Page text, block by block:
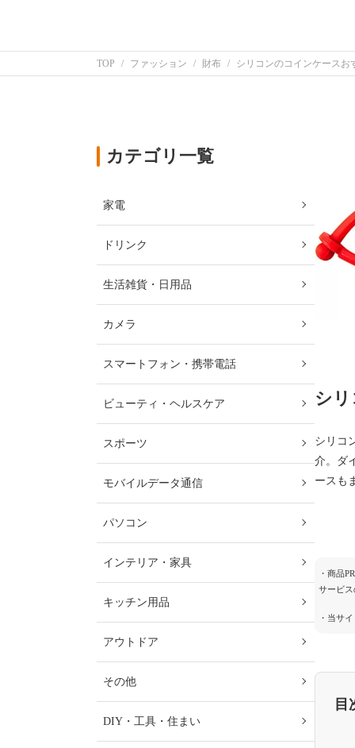
TOP ファッション 財布 シリコンのコインケースお
シ
シリコ
介。ダ
ースも
・商品
サービ
・当サ
目
カテゴリ一覧
家電
ドリンク
生活雑貨・日用品
カメラ
スマートフォン・携帯電話
ビューティ・ヘルスケア
スポーツ
モバイルデータ通信
パソコン
インテリア・家具
キッチン用品
アウトドア
その他
DIY・工具・住まい